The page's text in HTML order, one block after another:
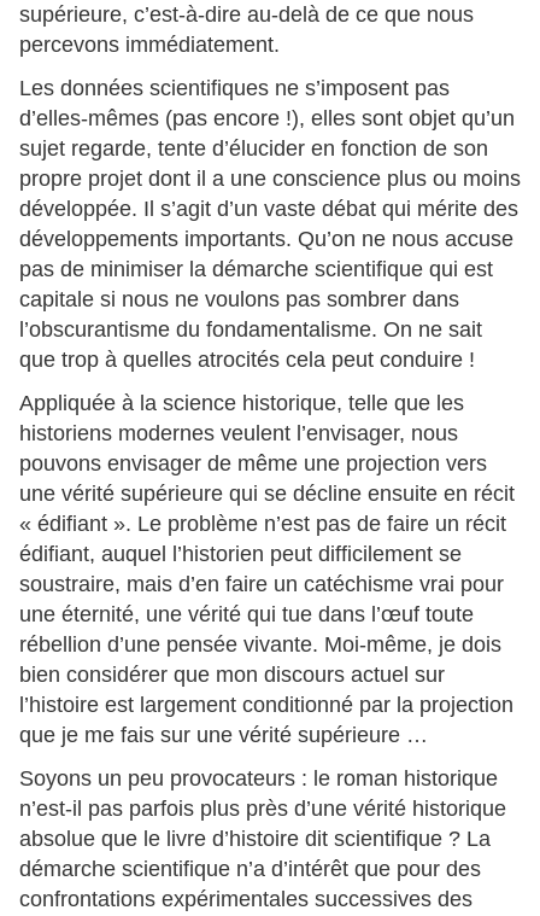
supérieure, c’est-à-dire au-delà de ce que nous
percevons immédiatement.
Les données scientifiques ne s’imposent pas
d’elles-mêmes (pas encore !), elles sont objet qu’un
sujet regarde, tente d’élucider en fonction de son
propre projet dont il a une conscience plus ou moins
développée. Il s’agit d’un vaste débat qui mérite des
développements importants. Qu’on ne nous accuse
pas de minimiser la démarche scientifique qui est
capitale si nous ne voulons pas sombrer dans
l’obscurantisme du fondamentalisme. On ne sait
que trop à quelles atrocités cela peut conduire !
Appliquée à la science historique, telle que les
historiens modernes veulent l’envisager, nous
pouvons envisager de même une projection vers
une vérité supérieure qui se décline ensuite en récit
« édifiant ». Le problème n’est pas de faire un récit
édifiant, auquel l’historien peut difficilement se
soustraire, mais d’en faire un catéchisme vrai pour
une éternité, une vérité qui tue dans l’œuf toute
rébellion d’une pensée vivante. Moi-même, je dois
bien considérer que mon discours actuel sur
l’histoire est largement conditionné par la projection
que je me fais sur une vérité supérieure …
Soyons un peu provocateurs : le roman historique
n’est-il pas parfois plus près d’une vérité historique
absolue que le livre d’histoire dit scientifique ? La
démarche scientifique n’a d’intérêt que pour des
confrontations expérimentales successives des